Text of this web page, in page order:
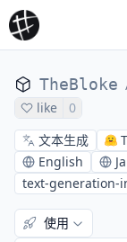
TheBloke
like
0
文本生成
English
text-generation-
使用